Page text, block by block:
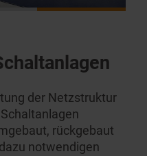
der Netzstruktur
rückgebaut
notwendigen